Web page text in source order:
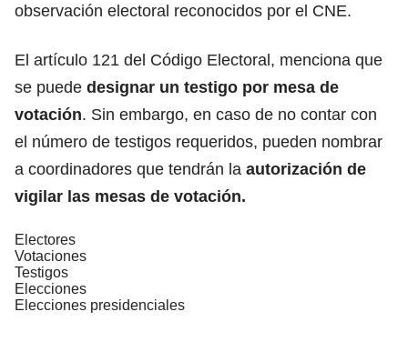
observación electoral reconocidos por el CNE.
El artículo 121 del Código Electoral, menciona que
se puede designar un testigo por mesa de
votación. Sin embargo, en caso de no contar con
el número de testigos requeridos, pueden nombrar
a coordinadores que tendrán la autorización de
vigilar las mesas de votación.
Electores
Votaciones
Testigos
Elecciones
Elecciones presidenciales